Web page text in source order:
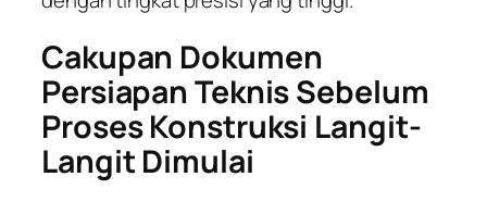
Cakupan Dokumen
Persiapan Teknis Sebelum
Proses Konstruksi Langit-
Langit Dimulai